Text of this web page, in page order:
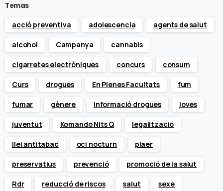
Temas
acció preventiva
adolescencia agents de salut
alcohol Campanya cannabis
cigarretes electròniques concurs consum
Curs drogues En Plenes Facultats fum
fumar gènere informació drogues joves
juventut Komando Nits Q legalització
llei antitabac oci nocturn plaer
preservatius prevenció promoció de la salut
Rdr reducció de riscos salut sexe